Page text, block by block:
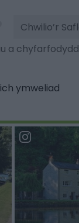
Chwilio’r
Safle
a chyfarfodydd
ymweliad